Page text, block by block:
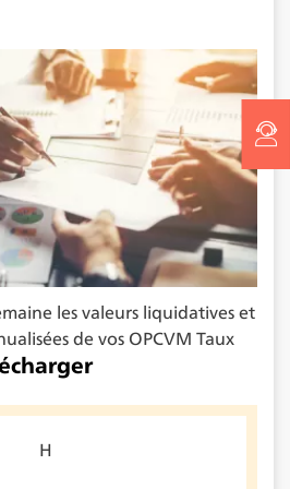
les valeurs liquidatives et
de vos OPCVM Taux
H